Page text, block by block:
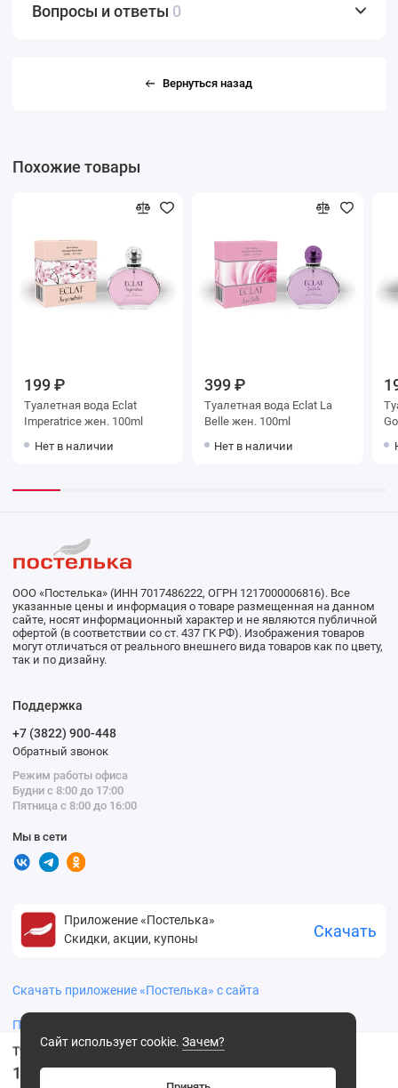
Туалетная вода Eau de Florence Organic -70ml for women
199 .00 ₽
Вопросы и ответы 0
Вернуться назад
Похожие товары
199 ₽
Туалетная вода Eclat
Imperatrice жен. 100ml
Нет в наличии
399 ₽
Туалетная вода Eclat La
Belle жен. 100ml
Нет в наличии
Сайт использует cookie. Зачем?
ООО «Постелька» (ИНН 7017486222, ОГРН 1217000006816). Все
указанные цены и информация о товаре размещенная на данном
сайте, носят информационный характер и не являются публичной
офертой (в соответствии со ст. 437 ГК РФ). Изображения товаров
могут отличаться от реального внешнего вида товаров как по цвету,
так и по дизайну.
Поддержка
+7 (3822) 900-448
Обратный звонок
Режим работы офиса
Будни с 8:00 до 17:00
Пятница с 8:00 до 16:00
Мы в сети
Приложение «Постелька»
Скидки, акции, купоны
Скачать
Скачать приложение «Постелька» с сайта
Политика конфиденциальности